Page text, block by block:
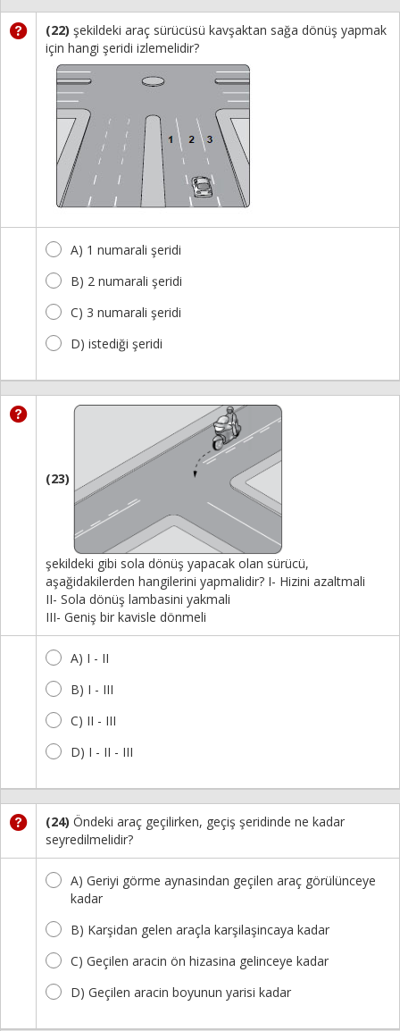
(22) şekildeki araç sürücüsü kavşaktan sağa dönüş yapmak
için hangi şeridi izlemelidir?
A) 1 numarali şeridi
B) 2 numarali şeridi
C) 3 numarali şeridi
D) istediği şeridi
(23)
şekildeki gibi sola dönüş yapacak olan sürücü,
aşağidakilerden hangilerini yapmalidir? I- Hizini azaltmali
II- Sola dönüş lambasini yakmali
III- Geniş bir kavisle dönmeli
A) I - II
B) I - III
C) II - III
D) I - II - III
(24) Öndeki araç geçilirken, geçiş şeridinde ne kadar
seyredilmelidir?
A) Geriyi görme aynasindan geçilen araç görülünceye
kadar
B) Karşidan gelen araçla karşilaşincaya kadar
C) Geçilen aracin ön hizasina gelinceye kadar
D) Geçilen aracin boyunun yarisi kadar